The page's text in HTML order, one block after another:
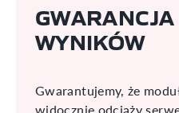
WYNIKÓW
Gwarantujemy, że
widocznie odciąży